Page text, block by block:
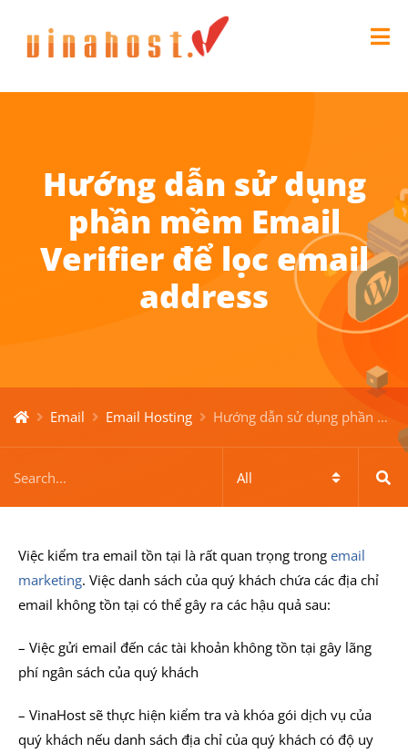
Hướng dẫn sử dụng
phần mềm Email
Verifier để lọc email
address
Email Email Hosting Hướng dẫn sử dụng phần mềm Email Verifier để lọc email address
Việc kiểm tra email tồn tại là rất quan trọng trong email
marketing. Việc danh sách của quý khách chứa các địa chỉ
email không tồn tại có thể gây ra các hậu quả sau:
– Việc gửi email đến các tài khoản không tồn tại gây lãng
phí ngân sách của quý khách
– VinaHost sẽ thực hiện kiểm tra và khóa gói dịch vụ của
quý khách nếu danh sách địa chỉ của quý khách có độ uy